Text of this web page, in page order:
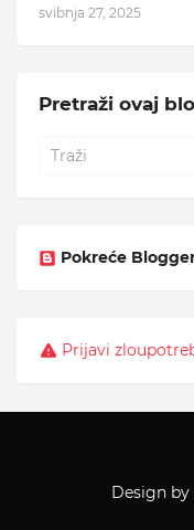
svibnja 27, 2025
Pretraži ovaj
Pokreće
Prijavi
Design by